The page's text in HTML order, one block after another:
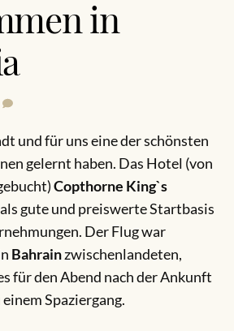
in
und für uns eine der schönsten
gelernt haben. Das Hotel (von
Copthorne King`s
gute und preiswerte Startbasis
Der Flug war
Bahrainzwischenlandeten,
für den Abend nach der Ankunft
Spaziergang.